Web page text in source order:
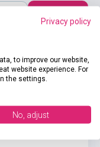
Privacy policy
to improve our website,
website experience. For
the settings.
No, adjust